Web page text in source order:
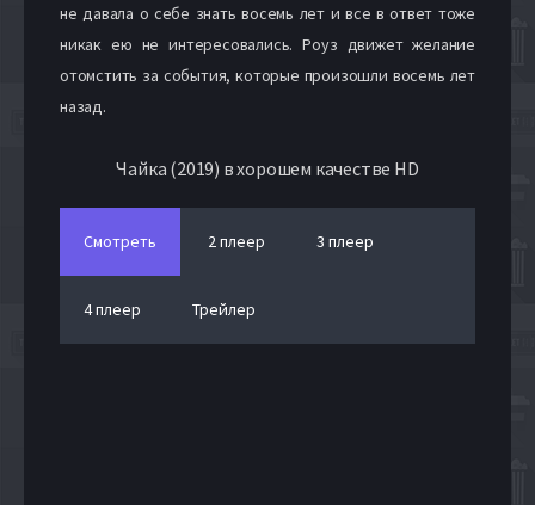
не давала о себе знать восемь лет и все в ответ тоже
никак ею не интересовались. Роуз движет желание
отомстить за события, которые произошли восемь лет
назад.
Чайка (2019) в хорошем качестве HD
Смотреть 2 плеер 3 плеер
4 плеер Трейлер